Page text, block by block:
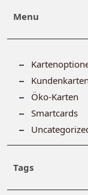
Menu
Kundenkarten
Öko-Karten
Smartcards
Tags